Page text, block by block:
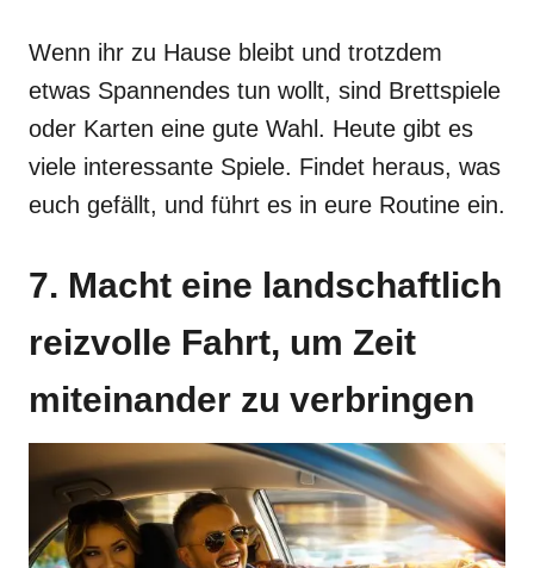
Wenn ihr zu Hause bleibt und trotzdem
etwas Spannendes tun wollt, sind Brettspiele
oder Karten eine gute Wahl. Heute gibt es
viele interessante Spiele. Findet heraus, was
euch gefällt, und führt es in eure Routine ein.
7. Macht eine landschaftlich
reizvolle Fahrt, um Zeit
miteinander zu verbringen